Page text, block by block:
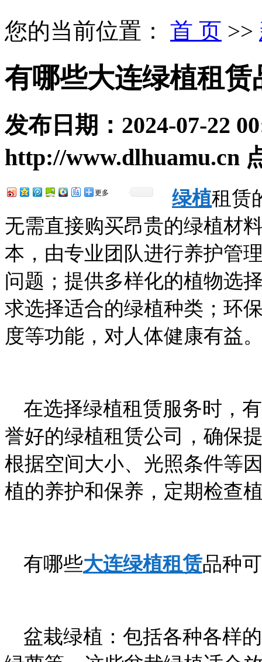
您的当前位置： 首 页 >>
有哪些大连绿植租赁
发布日期： 2024-07-22
http://www.dlhuamu.cn
更多 绿植租赁
无需直接购买昂贵的绿植材
本，由专业团队进行养护管
问题；提供多样化的植物选
求选择适合的绿植种类；环
度等功能，对人体健康有益
在选择绿植租赁服务时，
誉好的绿植租赁公司，确保
根据空间大小、光照条件等
植的养护和保养，定期检查
有哪些大连绿植租赁品种
盆栽绿植：包括各种各样